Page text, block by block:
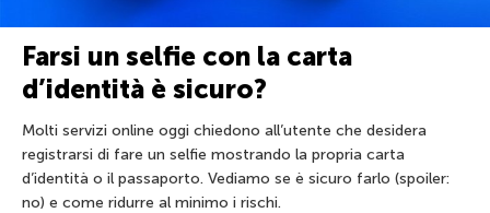
Farsi un selfie con la carta
d’identità è sicuro?
Molti servizi online oggi chiedono all’utente che desidera
registrarsi di fare un selfie mostrando la propria carta
d’identità o il passaporto. Vediamo se è sicuro farlo (spoiler:
no) e come ridurre al minimo i rischi.